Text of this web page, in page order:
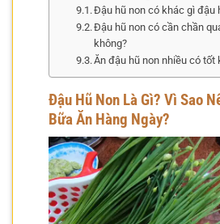
Đậu hũ non có khác gì đậu
Đậu hũ non có cần chần
không?
Ăn đậu hũ non nhiều có tốt
Đậu Hũ Non Là Gì? Vì Sao
Bữa Ăn Hàng Ngày?